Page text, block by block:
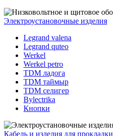
Электроустановочные изделия
Legrand valena
Legrand quteo
Werkel
Werkel petro
TDM ладога
TDM таймыр
TDM селигер
Bylectrika
Кнопки
Кабель и изделия для прокладки